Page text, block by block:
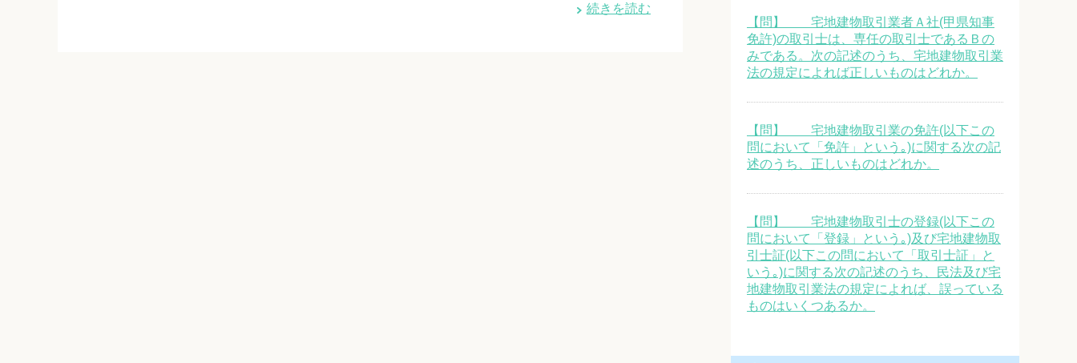
続きを読む
【問】 宅地建物取引業者Ａ社(甲県知事
免許)の取引士は、専任の取引士であるＢの
みである。次の記述のうち、宅地建物取引業
法の規定によれば正しいものはどれか。
【問】 宅地建物取引業の免許(以下この
問において「免許」という｡)に関する次の記
述のうち、正しいものはどれか。
【問】 宅地建物取引士の登録(以下この
問において「登録」という｡)及び宅地建物取
引士証(以下この問において「取引士証」と
いう｡)に関する次の記述のうち、民法及び宅
地建物取引業法の規定によれば、誤っている
ものはいくつあるか。